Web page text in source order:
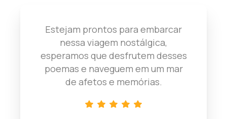
Estejam prontos para embarcar
nessa viagem nostálgica,
esperamos que desfrutem desses
poemas e naveguem em um mar
de afetos e memórias.